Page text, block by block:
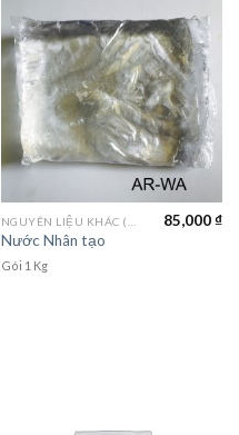
Nước Nhân tạo
85,000₫
Gói 1 Kg